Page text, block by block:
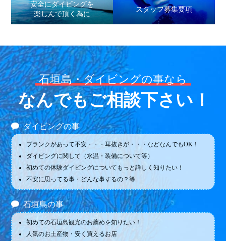
安全にダイビングを
楽しんで頂く為に
スタッフ募集要項
石垣島・ダイビングの事なら
なんでもご相談下さい！
ダイビングの事
ブランクがあって不安・・・耳抜きが・・・などなんでもOK！
ダイビングに関して（水温・装備について等）
初めての体験ダイビングについてもっと詳しく知りたい！
不安に思ってる事・どんな事するの？等
石垣島の事
初めての石垣島観光のお薦めを知りたい！
人気のお土産物・安く買えるお店